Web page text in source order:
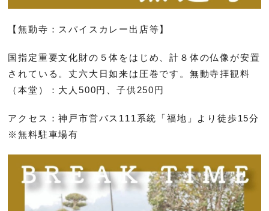
【無動寺：スパイスカレー出店等】
国指定重要文化財の５体をはじめ、計８体の仏像が安置
されている。丈六大日如来は圧巻です。無動寺拝観料
（本堂）：大人500円、子供250円
アクセス：神戸市営バス111系統「福地」より徒歩15分
※無料駐車場有